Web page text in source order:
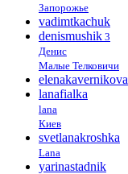
Запорожье
vadimtkachuk
denismushik 3
Денис
Малые Телковичи
elenakavernikova
lanafialka
lana
Киев
svetlanakroshka
Lana
yarinastadnik